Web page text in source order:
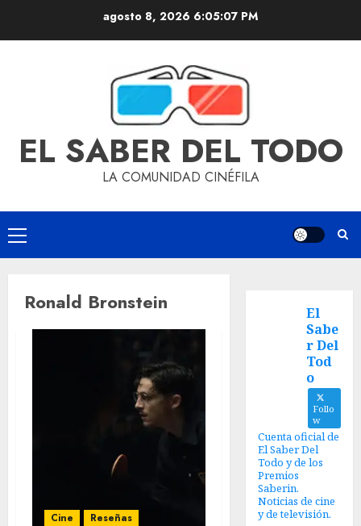
agosto 8, 2026 6:05:07 PM
EL SABER DEL TODO
LA COMUNIDAD CINÉFILA
Ronald Bronstein
Cine Reseñas
El
Sabe
r Del
Tod
o
Follo
w
Cuenta oficial de
El Saber Del
Todo y de los
Premios
Saberin.
Noticias de cine
y de televisión.